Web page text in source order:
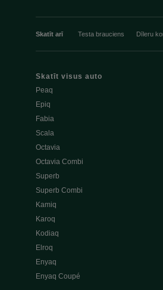
Skatīt arī Testa brauciens Dīleru
Skatīt visus auto
Peaq
Epiq
Fabia
Scala
Octavia
Octavia Combi
Superb
Superb Combi
Kamiq
Karoq
Kodiaq
Elroq
Enyaq
Enyaq Coupé